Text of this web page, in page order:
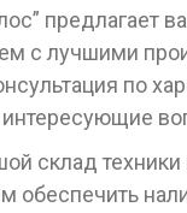
с лучшими
по
склад техники